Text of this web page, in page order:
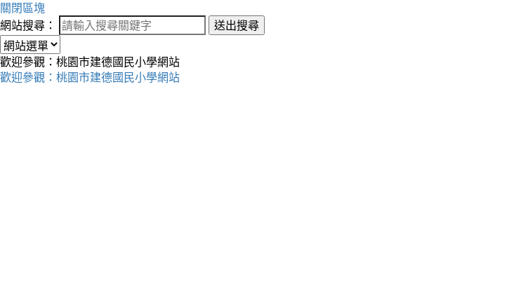
關閉區塊
網站搜尋：
送出搜尋
歡迎參觀：桃園市建德國民小學網站
歡迎參觀：桃園市建德國民小學網站